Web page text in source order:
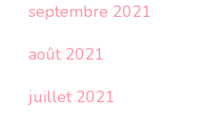
septembre 2021
août 2021
juillet 2021